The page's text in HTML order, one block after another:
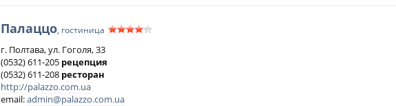
Палаццо, гостиница
г. Полтава, ул. Гоголя, 33
(0532) 611-205 рецепция
(0532) 611-208 ресторан
http://palazzo.com.ua
email:admin@palazzo.com.ua